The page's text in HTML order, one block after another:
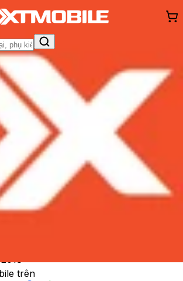
- Trên TaySo Sánh Tư vấnKhuyến
đáp App - Game Thông báo
A8s chính thức lên
từ 9 triệu
trên